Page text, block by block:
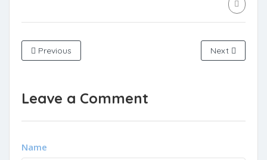
Previous Next
Leave a Comment
Name